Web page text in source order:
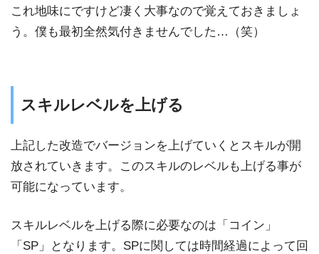
これ地味にですけど凄く大事なので覚えておきましょ
う。僕も最初全然気付きませんでした…（笑）
スキルレベルを上げる
上記した改造でバージョンを上げていくとスキルが開
放されていきます。このスキルのレベルも上げる事が
可能になっています。
スキルレベルを上げる際に必要なのは「コイン」
「SP」となります。SPに関しては時間経過によって回